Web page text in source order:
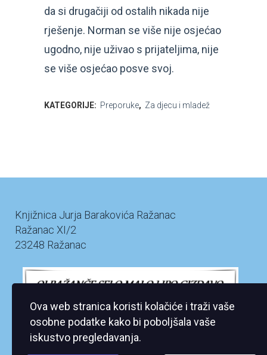
da si drugačiji od ostalih nikada nije
rješenje. Norman se više nije osjećao
ugodno, nije uživao s prijateljima, nije
se više osjećao posve svoj.
KATEGORIJE: Preporuke, Za djecu i mladež
Knjižnica Jurja Barakovića Ražanac
Ražanac XI/2
23248 Ražanac
Ova web stranica koristi kolačiće i traži vaše
osobne podatke kako bi poboljšala vaše
iskustvo pregledavanja.